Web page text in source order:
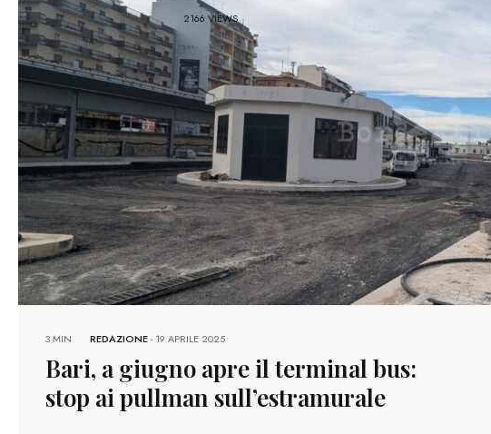
2166 VIEWS
REDAZIONE-19 APRILE 2025
3 MIN
Bari, a giugno apre il terminal bus:
stop ai pullman sull’estramurale